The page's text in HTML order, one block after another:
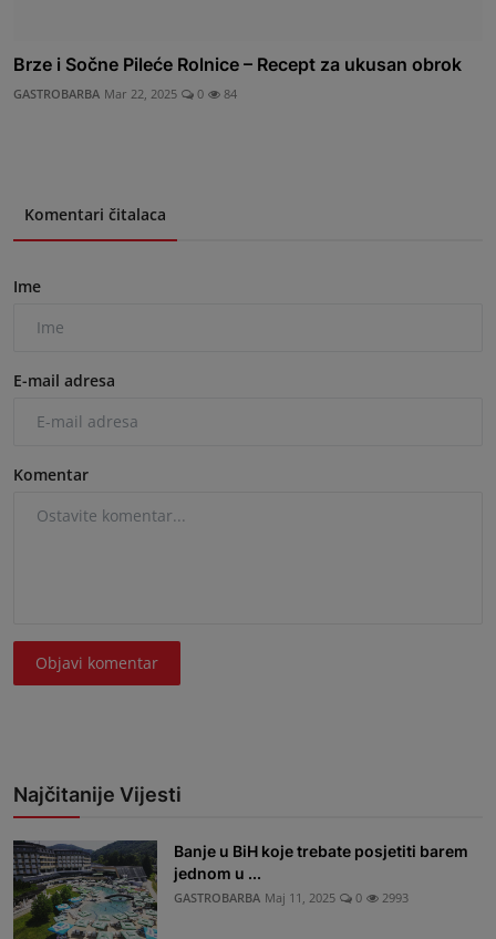
Brze i Sočne Pileće Rolnice – Recept za ukusan obrok
GASTROBARBA Mar 22, 2025 0 84
Komentari čitalaca
Ime
E-mail adresa
Komentar
Objavi komentar
Najčitanije Vijesti
Banje u BiH koje trebate posjetiti barem
jednom u ...
GASTROBARBA Maj 11, 2025 0 2993